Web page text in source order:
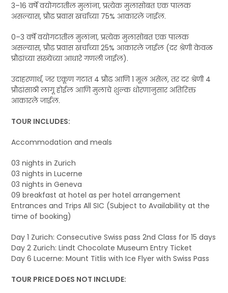
3–16 वर्षे वयोगटातील मुलांना, प्रत्येक मुलासोबत एक पालक
असल्यास, प्रौढ प्रवास खर्चाच्या 75% आकारले जाईल.
0–3 वर्षे वयोगटातील मुलांना, प्रत्येक मुलासोबत एक पालक
असल्यास, प्रौढ प्रवास खर्चाच्या 25% आकारले जाईल (दर श्रेणी केवळ
प्रौढांच्या संख्येच्या आधारे गणली जाईल).
उदाहरणार्थ, जर एकूण गटात 4 प्रौढ आणि 1 मूल असेल, तर दर श्रेणी 4
प्रौढांसाठी लागू होईल आणि मुलाचे शुल्क धोरणानुसार अतिरिक्त
आकारले जाईल.
TOUR INCLUDES:
Accommodation and meals
03 nights in Zurich
03 nights in Lucerne
03 nights in Geneva
09 breakfast at hotel as per hotel arrangement
Entrances and Trips All SIC (Subject to Availability at the
time of booking)
Day 1 Zurich: Consecutive Swiss pass 2nd Class for 15 days
Day 2 Zurich: Lindt Chocolate Museum Entry Ticket
Day 6 Lucerne: Mount Titlis with Ice Flyer with Swiss Pass
TOUR PRICE DOES NOT INCLUDE: